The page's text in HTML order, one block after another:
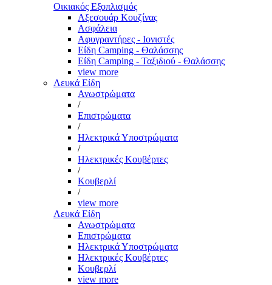
Οικιακός Εξοπλισμός
Αξεσουάρ Κουζίνας
Ασφάλεια
Αφυγραντήρες - Ιονιστές
Είδη Camping - Θαλάσσης
Είδη Camping - Ταξιδιού - Θαλάσσης
view more
Λευκά Είδη
Ανωστρώματα
/
Επιστρώματα
/
Ηλεκτρικά Υποστρώματα
/
Ηλεκτρικές Κουβέρτες
/
Κουβερλί
/
view more
Λευκά Είδη
Ανωστρώματα
Επιστρώματα
Ηλεκτρικά Υποστρώματα
Ηλεκτρικές Κουβέρτες
Κουβερλί
view more